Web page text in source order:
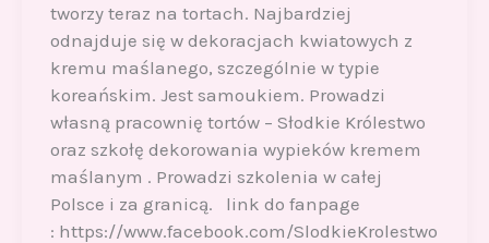
tworzy teraz na tortach. Najbardziej
odnajduje się w dekoracjach kwiatowych z
kremu maślanego, szczególnie w typie
koreańskim. Jest samoukiem. Prowadzi
własną pracownię tortów – Słodkie Królestwo
oraz szkołę dekorowania wypieków kremem
maślanym . Prowadzi szkolenia w całej
Polsce i za granicą. link do fanpage
: https://www.facebook.com/SlodkieKrolestwo